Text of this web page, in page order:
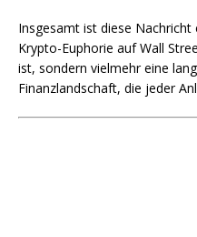
Insgesamt ist diese
Krypto-Euphorie auf Wall
ist, sondern vielmehr eine
Finanzlandschaft, die jeder